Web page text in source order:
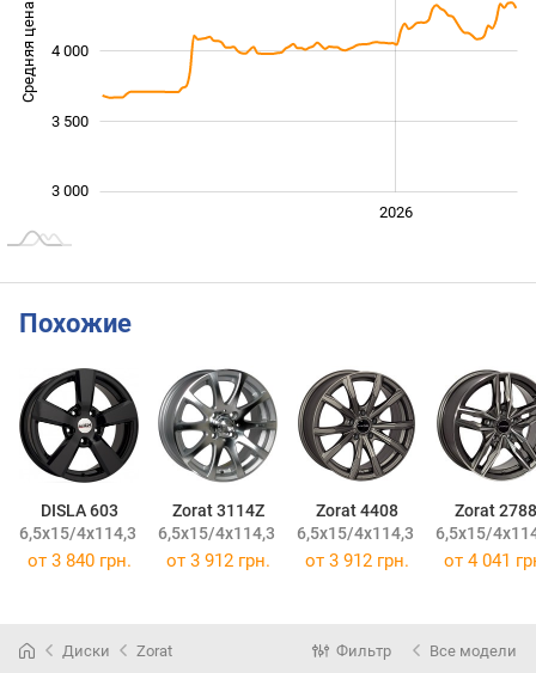
Средняя цена 3 200
3 000
4 000
3 500
2026
Похожие
DISLA 603
6,5x15/4x114,3 ET35 DIA67,1
Zorat 3114Z
6,5x15/4x114,3 ET38 DIA67,1
Zorat 4408
6,5x15/4x114,3 ET38 DIA67,1
Zorat 2788
6,5x15/
от 3 840 грн. от 3 912 грн. от 3 912 грн. от 4 041
Диски Zorat Фильтр Все модели